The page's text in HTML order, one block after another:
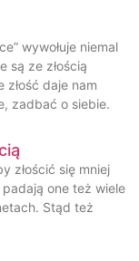
wywołuje niemal
są ze złością
złość daje nam
zadbać o siebie.
złościć się mniej
one też wiele
Stąd też